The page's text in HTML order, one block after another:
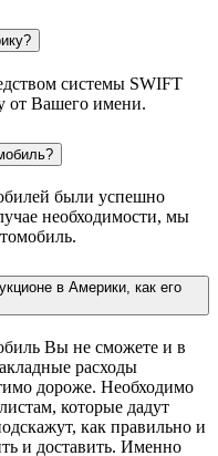
системы SWIFT
от Вашего имени.
были успешно
необходимости, мы
в Америки, как его
Вы не сможете и в
расходы
дороже. Необходимо
которые дадут
как правильно и
и доставить. Именно